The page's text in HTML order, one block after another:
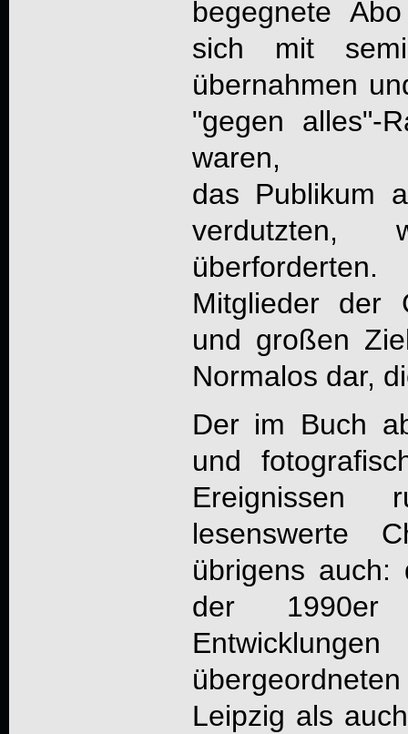
begegnete
sich mit
übernahmen
"gegen alles"-
waren,
das Publikum
verdutzten,
Mitglieder der
und großen
Normalos dar,
Der im Buch
und
Ereignissen
lesenswerte
übrigens auch:
der 1990er
Leipzig als